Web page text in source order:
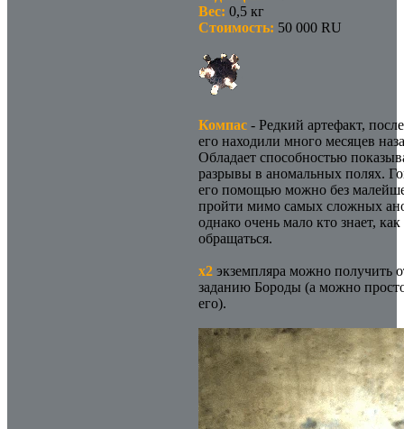
Вес: 0,5 кг
Стоимость: 50 000 RU
Компас - Редкий артефакт,
его находили много месяцев
Обладает способностью
разрывы в аномальных полях.
его помощью можно без
пройти мимо самых сложных
однако очень мало кто знает,
обращаться.
х2 экземпляра можно получить
заданию Бороды (а можно
его).